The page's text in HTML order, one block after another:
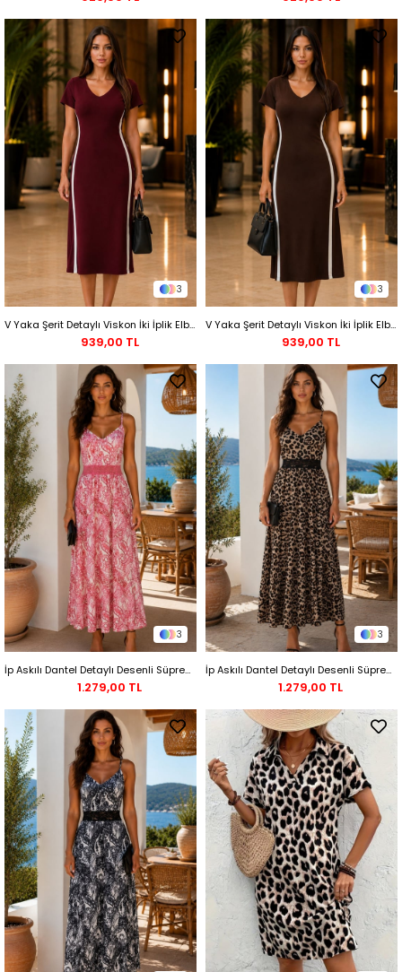
3
V Yaka Şerit Detaylı Viskon İki İplik Elbise - Bordo
939,00 TL
3
V Yaka Şerit Detaylı Viskon İki İplik Elbise - Kahve
939,00 TL
3
İp Askılı Dantel Detaylı Desenli Süprem Maxi Elbise - Pembe
1.279,00 TL
3
İp Askılı Dantel Detaylı Desenli Süprem Maxi Elbise - Leopar
1.279,00 TL